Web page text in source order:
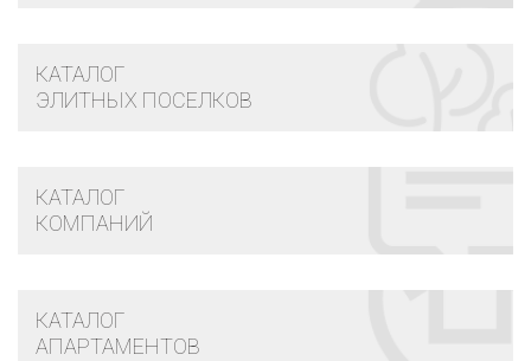
КАТАЛОГ
ЭЛИТНЫХ ПОСЕЛКОВ
КАТАЛОГ
КОМПАНИЙ
КАТАЛОГ
АПАРТАМЕНТОВ